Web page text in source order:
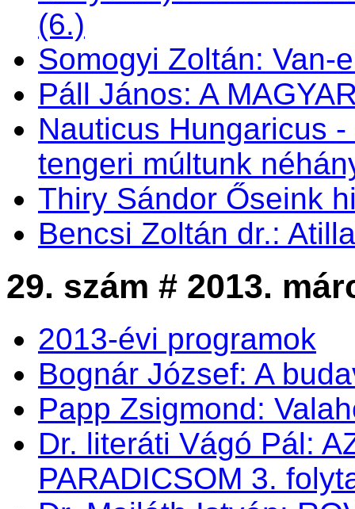
(6.)
Somogyi Zoltán: Van-
Páll János: A
Nauticus Hungaricus
tengeri múltunk
Thiry Sándor Őseink
Bencsi Zoltán dr.:
29. szám # 2013.
2013-évi programok
Bognár József: A
Papp Zsigmond:
Dr. literáti Vágó Pál:
PARADICSOM 3.